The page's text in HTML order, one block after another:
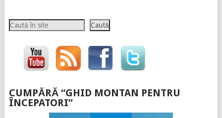
Caută Caută
CUMPĂRĂ “GHID MONTAN PENTRU
ÎNCEPATORI”